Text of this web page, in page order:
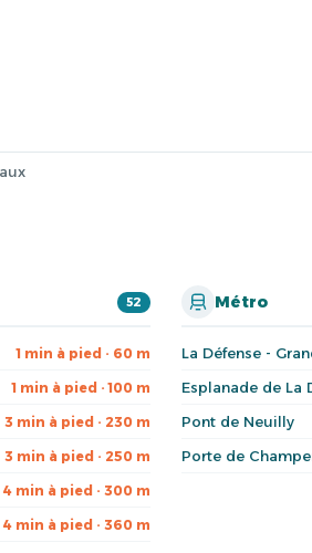
52
1 min à pied · 60 m
1 min à pied · 100 m
3 min à pied · 230 m
3 min à pied · 250 m
4 min à pied · 300 m
4 min à pied · 360 m
Métro
La Défense -
Esplanade de La
Pont de Neuilly
Porte de